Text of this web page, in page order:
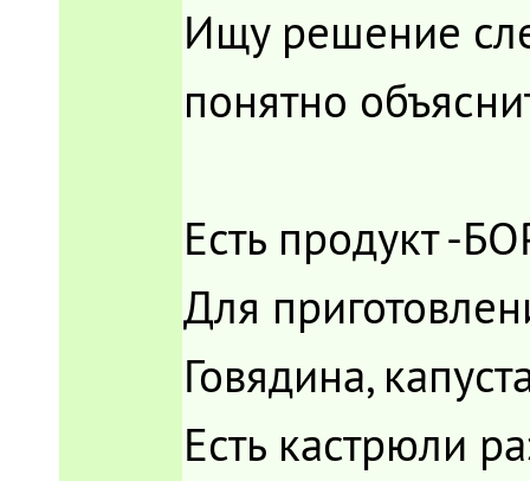
Ищу решение
понятно
Есть продукт -
Для
Говядина,
Есть кастрюли